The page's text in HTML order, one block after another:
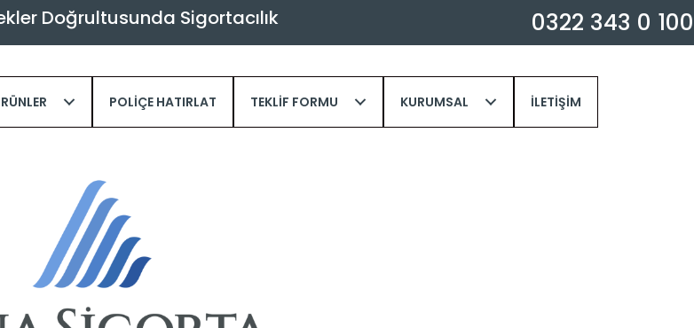
kler Doğrultusunda Sigortacılık 0322 343 0 100
POLIÇE HATIRLAT TEKLIF FORMU KURUMSAL İLETIŞIM